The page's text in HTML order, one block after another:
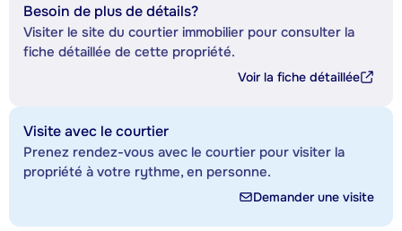
Besoin de plus de détails?
Visiter le site du courtier immobilier pour consulter la
fiche détaillée de cette propriété.
Voir la fiche détaillée
Visite avec le courtier
Prenez rendez-vous avec le courtier pour visiter la
propriété à votre rythme, en personne.
Demander une visite